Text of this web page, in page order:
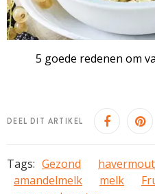
5 goede redenen om
DEEL DIT ARTIKEL
Tags: Gezond havermout
amandelmelk
melk